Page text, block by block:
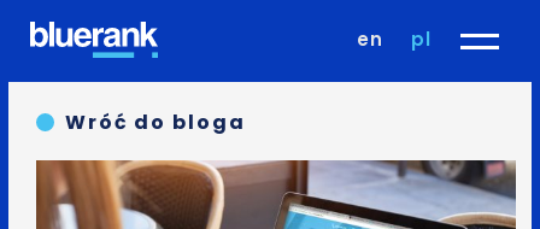
en pl
Wróć do bloga